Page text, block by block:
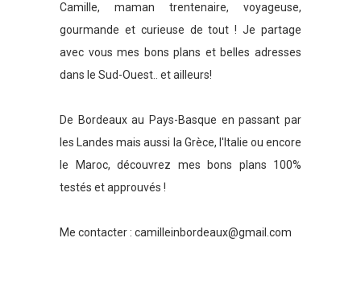
Camille, maman trentenaire, voyageuse,
gourmande et curieuse de tout ! Je partage
avec vous mes bons plans et belles adresses
dans le Sud-Ouest.. et ailleurs!
De Bordeaux au Pays-Basque en passant par
les Landes mais aussi la Grèce, l'Italie ou encore
le Maroc, découvrez mes bons plans 100%
testés et approuvés !
Me contacter : camilleinbordeaux@gmail.com